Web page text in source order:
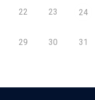
22 23 24
29 30 31